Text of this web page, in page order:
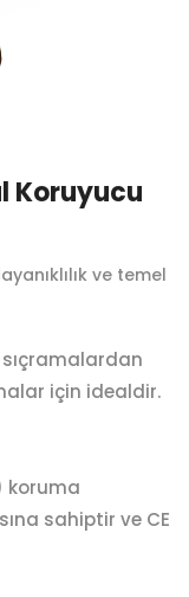
Koruyucu
ve temel
sıçramalardan
için idealdir.
koruma
sahiptir ve CE